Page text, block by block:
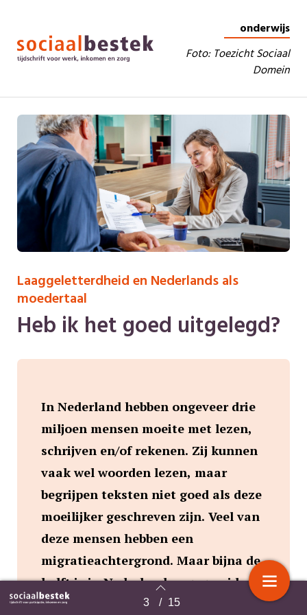
Terug naar overzicht 3 / 15
onderwijs
Foto: Toezicht Sociaal
Domein
Laaggeletterdheid en Nederlands als
moedertaal
Heb ik het goed uitgelegd?
In Nederland hebben ongeveer drie
miljoen mensen moeite met lezen,
schrijven en/of rekenen. Zij kunnen
vaak wel woorden lezen, maar
begrijpen teksten niet goed als deze
moeilijker geschreven zijn. Veel van
deze mensen hebben een
migratieachtergrond. Maar bijna de
helft is in Nederland opgegroeid.
Deze laatste groep is voor veel